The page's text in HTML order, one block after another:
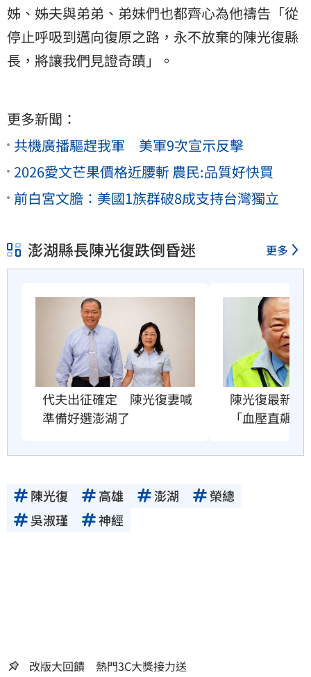
姊、姊夫與弟弟、弟妹們也都齊心為他禱告「從
停止呼吸到邁向復原之路，永不放棄的陳光復縣
長，將讓我們見證奇蹟」。
更多新聞：
共機廣播驅趕我軍 美軍9次宣示反擊
2026愛文芒果價格近腰斬 農民:品質好快買
前白宮文膽：美國1族群破8成支持台灣獨立
澎湖縣長陳光復跌倒昏迷 更多
代夫出征確定　陳光復妻喊
準備好選澎湖了
陳光復最新病
「血壓直飆
陳光復 高雄 澎湖
榮總
吳淑瑾
神經
改版大回饋 熱門3C大獎接力送